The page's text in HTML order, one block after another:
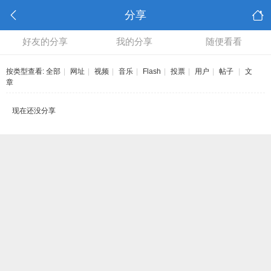
分享
好友的分享 我的分享 随便看看
按类型查看: 全部 网址 视频 音乐 Flash 投票 用户 帖子
文
章
现在还没分享